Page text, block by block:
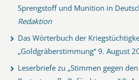
Sprengstoff und Munition in
Redaktion
Das Wörterbuch der
„Goldgräberstimmung“ 9. August
Leserbriefe zu „Stimmen gegen